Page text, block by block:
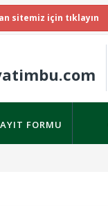
sitemiz için tıklayın
FORMU